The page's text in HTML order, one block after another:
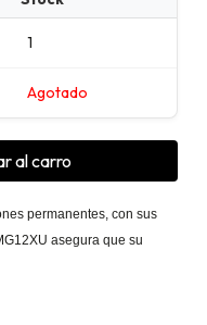
1
Agotado
al carro
permanentes, con sus
asegura que su